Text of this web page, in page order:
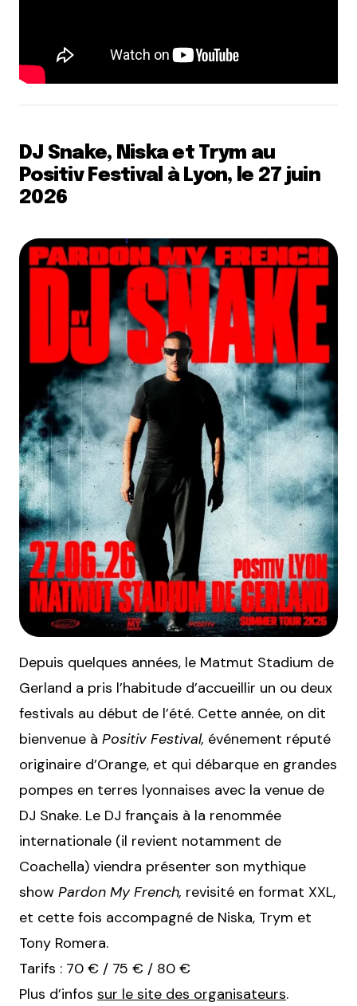
DJ Snake, Niska et Trym au
Positiv Festival à Lyon, le 27 juin
2026
Depuis quelques années, le Matmut Stadium de
Gerland a pris l’habitude d’accueillir un ou deux
festivals au début de l’été. Cette année, on dit
bienvenue à Positiv Festival, événement réputé
originaire d’Orange, et qui débarque en grandes
pompes en terres lyonnaises avec la venue de
DJ Snake. Le DJ français à la renommée
internationale (il revient notamment de
Coachella) viendra présenter son mythique
show Pardon My French, revisité en format XXL,
et cette fois accompagné de Niska, Trym et
Tony Romera.
Tarifs : 70 € / 75 € / 80 €
Plus d’infos sur le site des organisateurs.